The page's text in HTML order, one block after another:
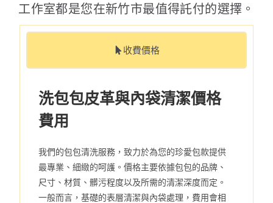
工作室都是您在新竹市最值得託付的選擇。
收費價格
洗包包皮革與內袋清潔價格
費用
我們的包包清洗服務，致力於為您的珍愛包款提供
最專業、細緻的呵護。價格主要依據包包的品牌、
尺寸、材質、髒污程度以及所需的清潔深度而定。
一般而言，基礎的表層清潔與內袋處理，費用會相